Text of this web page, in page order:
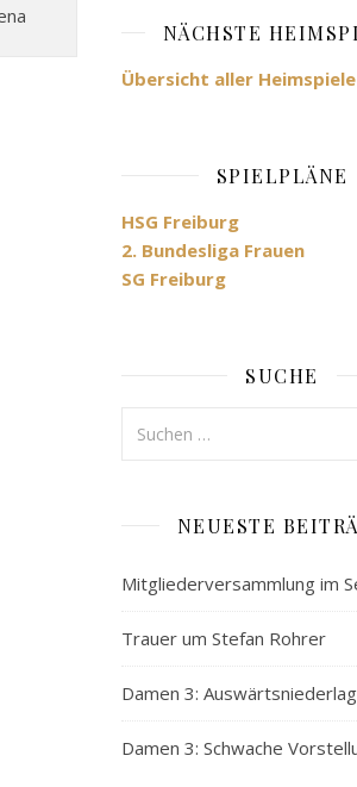
NÄCHSTE
Übersicht aller Heimspiele
SPIELPLÄNE
HSG Freiburg
2. Bundesliga Frauen
SG Freiburg
SUCHE
NEUESTE
Mitgliederversammlung im
Trauer um Stefan Rohrer
Damen 3:
Damen 3: Schwache